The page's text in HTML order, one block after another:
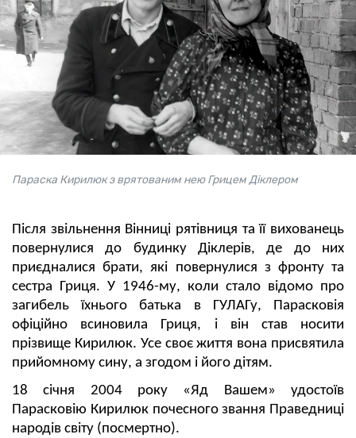
Параска Кирилюк з врятованим нею Грицем Діклером
Після звільнення Вінниці рятівниця та її вихованець
повернулися до будинку Діклерів, де до них
приєдналися брати, які повернулися з фронту та
сестра Гриця. У 1946-му, коли стало відомо про
загибель їхнього батька в ГУЛАГу, Парасковія
офіційно всиновила Гриця, і він став носити
прізвище Кирилюк. Усе своє життя вона присвятила
прийомному сину, а згодом і його дітям.
18 січня 2004 року «Яд Вашем» удостоїв
Парасковію Кирилюк почесного звання Праведниці
народів світу (посмертно).